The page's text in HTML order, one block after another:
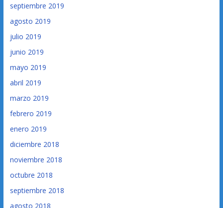
septiembre 2019
agosto 2019
julio 2019
junio 2019
mayo 2019
abril 2019
marzo 2019
febrero 2019
enero 2019
diciembre 2018
noviembre 2018
octubre 2018
septiembre 2018
agosto 2018